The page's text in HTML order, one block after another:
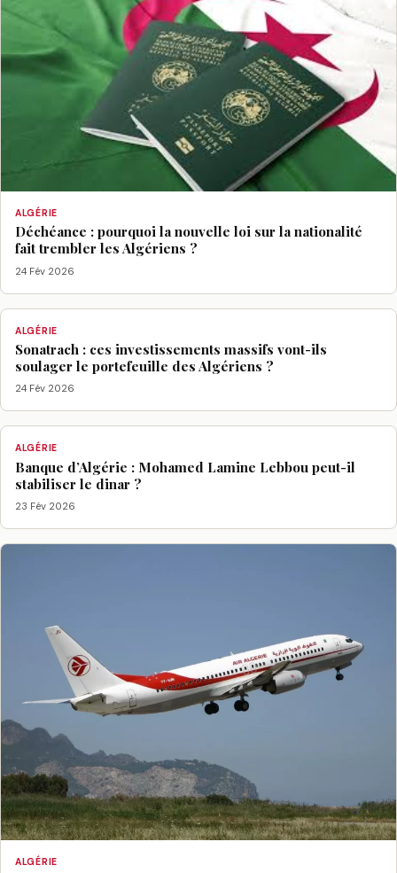
ALGÉRIE
Déchéance : pourquoi la nouvelle loi sur la nationalité
fait trembler les Algériens ?
24 Fév 2026
ALGÉRIE
Sonatrach : ces investissements massifs vont-ils
soulager le portefeuille des Algériens ?
24 Fév 2026
ALGÉRIE
Banque d’Algérie : Mohamed Lamine Lebbou peut-il
stabiliser le dinar ?
23 Fév 2026
ALGÉRIE